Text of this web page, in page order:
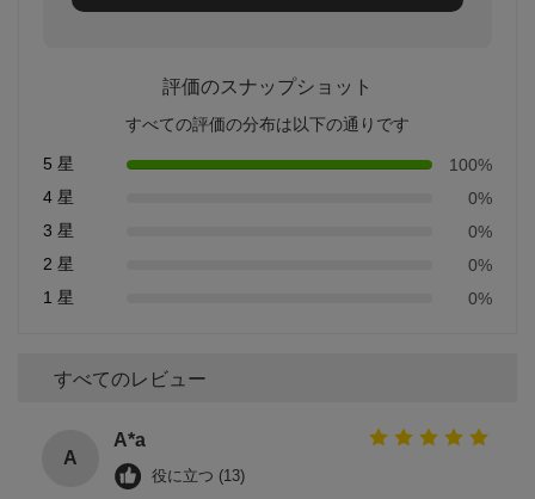
評価のスナップショット
すべての評価の分布は以下の通りです
5 星
100%
4 星
0%
3 星
0%
2 星
0%
1 星
0%
すべてのレビュー
A
A*a
役に立つ (13)